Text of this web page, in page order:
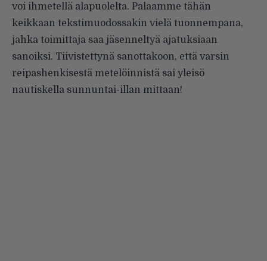
voi ihmetellä alapuolelta. Palaamme tähän
keikkaan tekstimuodossakin vielä tuonnempana,
jahka toimittaja saa jäsenneltyä ajatuksiaan
sanoiksi. Tiivistettynä sanottakoon, että varsin
reipashenkisestä metelöinnistä sai yleisö
nautiskella sunnuntai-illan mittaan!